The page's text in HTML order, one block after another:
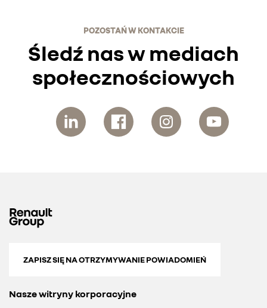
POZOSTAŃ W KONTAKCIE
Śledź nas w mediach
społecznościowych
ZAPISZ SIĘ NA OTRZYMYWANIE POWIADOMIEŃ
Nasze witryny korporacyjne